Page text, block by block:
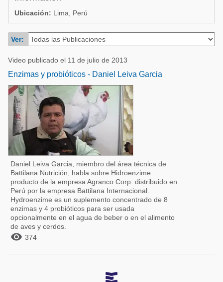
Micotoxinas
Avicultura
Porcicultura
Lechería
Balanceados - Piensos
Comunidades en portugués
Micotoxinas
Ganadería
Lechería
Ubicación: Lima, Perú
Ver:
Video publicado el 11 de julio de 2013
Enzimas y probióticos - Daniel Leiva Garcia
Daniel Leiva Garcia, miembro del área técnica de
Battilana Nutrición, habla sobre Hidroenzime
producto de la empresa Agranco Corp. distribuido en
Perú por la empresa Battilana Internacional.
Hydroenzime es un suplemento concentrado de 8
enzimas y 4 probióticos para ser usada
opcionalmente en el agua de beber o en el alimento
de aves y cerdos.
 374